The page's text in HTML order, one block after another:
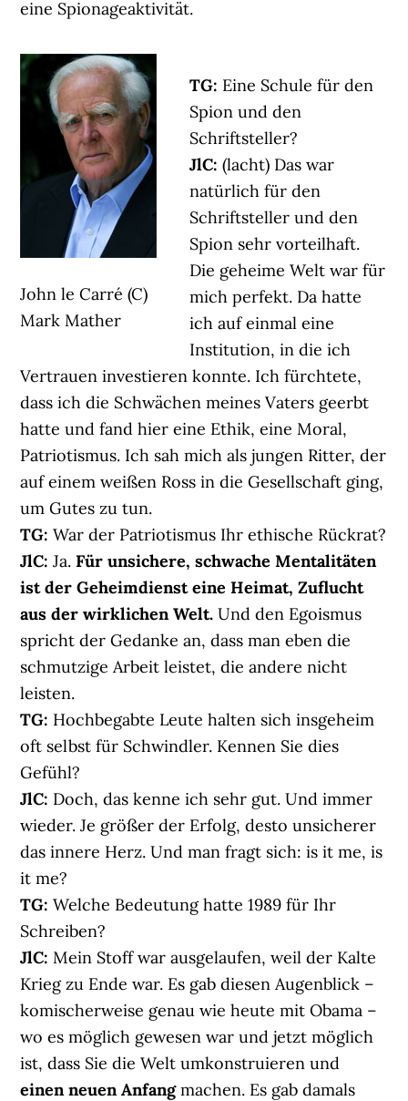
eine Spionageaktivität.
John le Carré (C)
Mark Mather
TG: Eine Schule für den
Spion und den
Schriftsteller?
JlC: (lacht) Das war
natürlich für den
Schriftsteller und den
Spion sehr vorteilhaft.
Die geheime Welt war für
mich perfekt. Da hatte
ich auf einmal eine
Institution, in die ich
Vertrauen investieren konnte. Ich fürchtete,
dass ich die Schwächen meines Vaters geerbt
hatte und fand hier eine Ethik, eine Moral,
Patriotismus. Ich sah mich als jungen Ritter, der
auf einem weißen Ross in die Gesellschaft ging,
um Gutes zu tun.
TG: War der Patriotismus Ihr ethische Rückrat?
JlC: Ja.Für unsichere, schwache Mentalitäten
ist der Geheimdienst eine Heimat, Zuflucht
aus der wirklichen Welt. Und den Egoismus
spricht der Gedanke an, dass man eben die
schmutzige Arbeit leistet, die andere nicht
leisten.
TG: Hochbegabte Leute halten sich insgeheim
oft selbst für Schwindler. Kennen Sie dies
Gefühl?
JlC: Doch, das kenne ich sehr gut. Und immer
wieder. Je größer der Erfolg, desto unsicherer
das innere Herz. Und man fragt sich: is it me, is
it me?
TG: Welche Bedeutung hatte 1989 für Ihr
Schreiben?
JlC: Mein Stoff war ausgelaufen, weil der Kalte
Krieg zu Ende war. Es gab diesen Augenblick –
komischerweise genau wie heute mit Obama –
wo es möglich gewesen war und jetzt möglich
ist, dass Sie die Welt umkonstruieren und
einen neuen Anfangmachen. Es gab damals